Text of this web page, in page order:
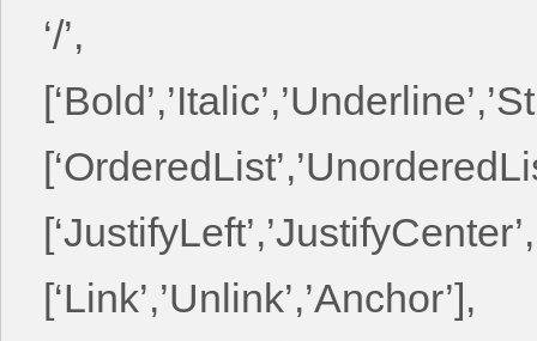
‘/’,
[‘Link’,’Unlink’,’Anchor’],